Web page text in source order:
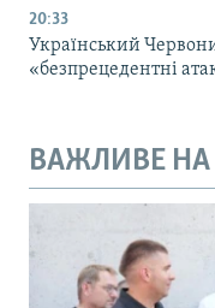
20:33
Український
«безпрецедентні
ВАЖЛИВЕ НА